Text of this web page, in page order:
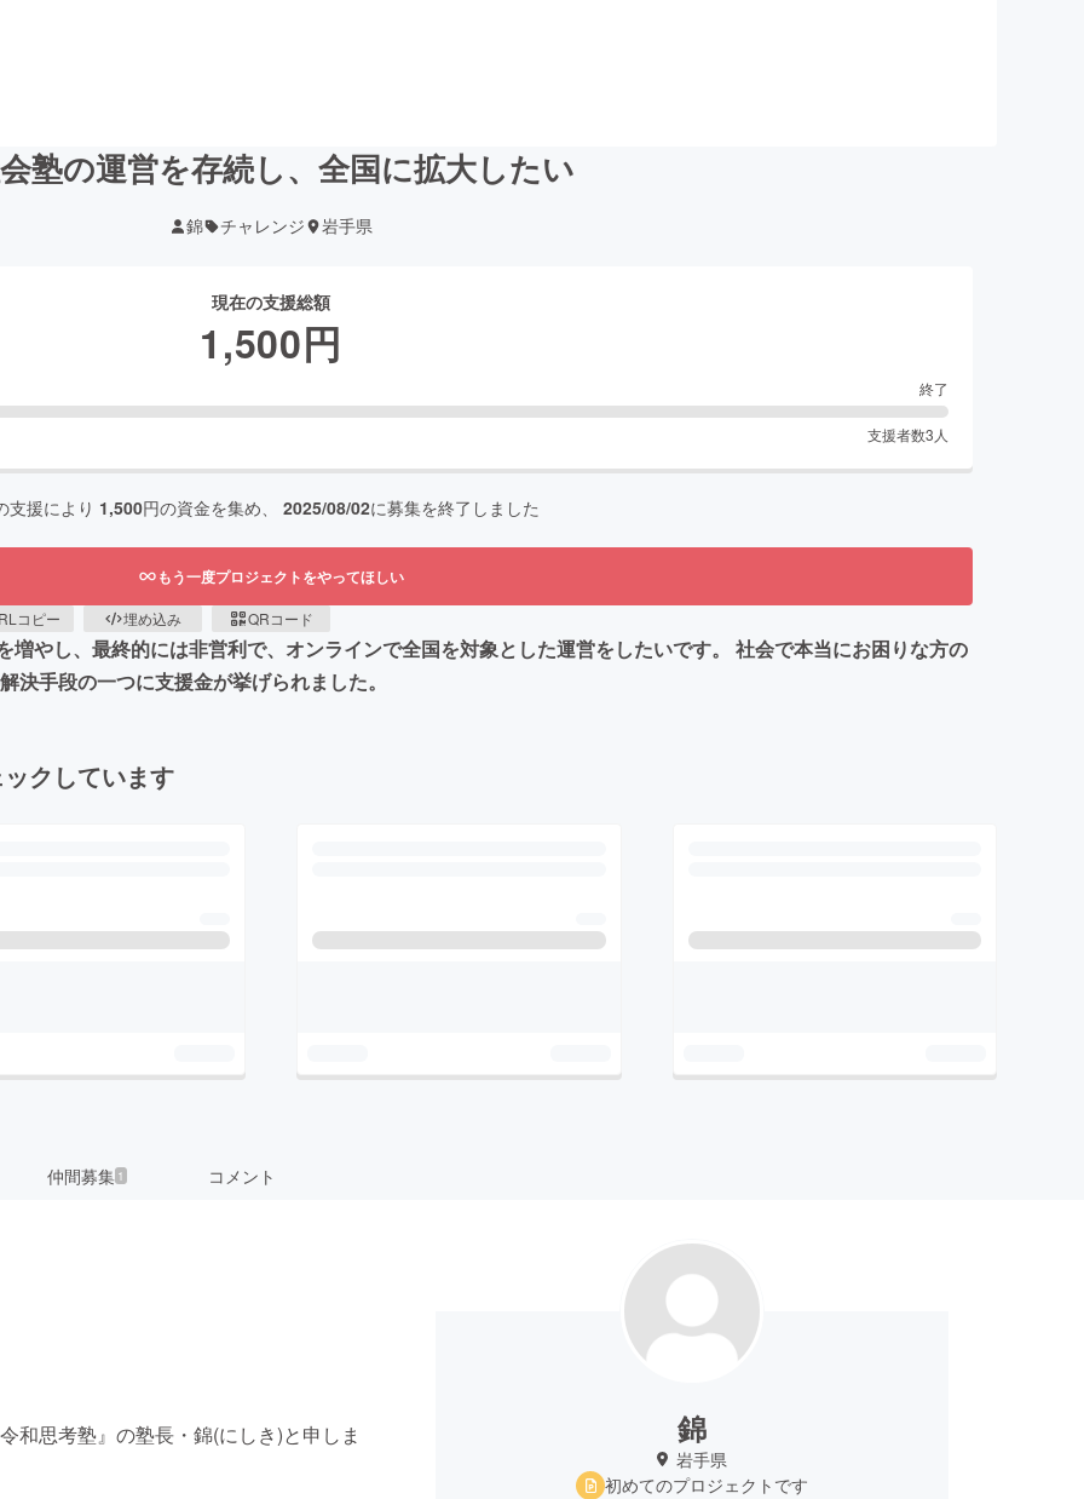
塾の運営を存続し、全国に拡大したい
錦 チャレンジ 岩手県
現在の支援総額
1,500円
終了
支援者数3 人
支援により 1,500円の資金を集め、 2025/08/02に募集を終了しました
もう一度プロジェクトをやってほしい
コピー 埋め込み QRコード
やし、最終的には非営利で、オンラインで全国を対象とした運営をしたいです。 社会で本当にお困りな方の
決手段の一つに支援金が挙げられました。
クしています
仲間募集 1 コメント
和思考塾』の塾長・錦(にしき)と申しま
錦
岩手県
初めてのプロジェクトです